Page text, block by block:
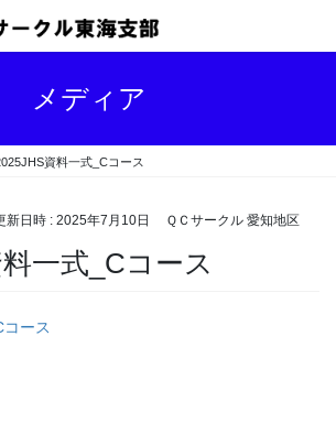
メディア
資料一式_Cコース
新日時 : 2025年7月10日 ＱＣサークル 愛知地区
一式_Cコース
ース